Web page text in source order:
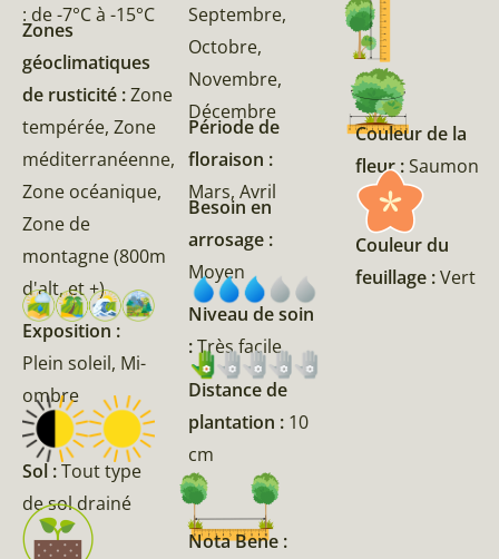
: de -7°C à -15°C
Zones
géoclimatiques
de rusticité :Zone
tempérée, Zone
méditerranéenne,
Zone océanique,
Zone de
montagne (800m
d'alt, et +)
Exposition :
Plein soleil, Mi-
ombre
Sol :Tout type
de sol drainé
Septembre,
Octobre,
Novembre,
Décembre
Période de
floraison :
Mars, Avril
Besoin en
arrosage :
Moyen
Niveau de soin
:Très facile
Distance de
plantation : 10
cm
Nota Bene :
Couleur de la
fleur :Saumon
Couleur du
feuillage :Vert